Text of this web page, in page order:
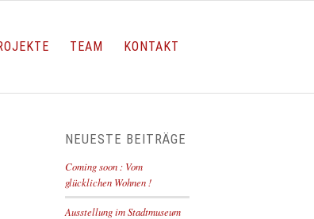
TEAM KONTAKT
NEUESTE BEITRÄGE
Coming soon : Vom
glücklichen Wohnen !
Ausstellung im Stadtmuseum